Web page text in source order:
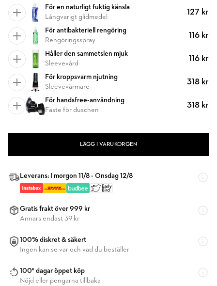
För en naturligt fuktig känsla
Långvarigt glidmedel
127 kr
För antibakteriell rengöring
Rengöringsspray
116 kr
Håller den sammetslen mjuk
Sleevevård
116 kr
För kroppsvarm njutning
Sleevevärmare
318 kr
För handsfree-användning
Fäste för duschen
318 kr
LÄGG I VARUKORGEN
Leverans: I morgon 11/8 - Onsdag 12/8
Gratis frakt över 999 kr
Annars endast 39 kr
100% diskret & säkert
Ingen kan se var och vad du beställer
100* dagar öppet köp
Nöjd eller pengarna tillbaka